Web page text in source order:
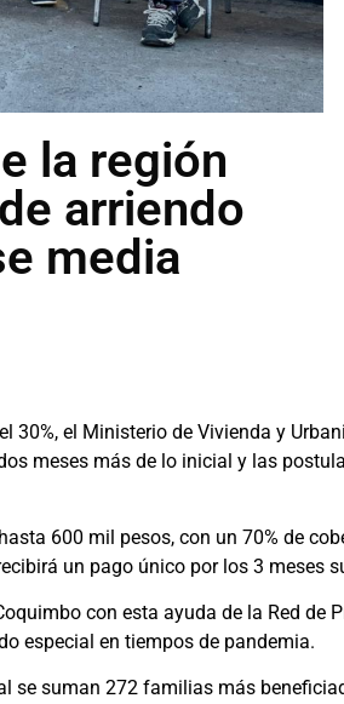
la región
arriendo
media
30%, el Ministerio de Vivienda y
meses más de lo inicial y las
600 mil pesos, con un 70% de
un pago único por los 3 meses
con esta ayuda de la Red de
especial en tiempos de pandemia.
se suman 272 familias más